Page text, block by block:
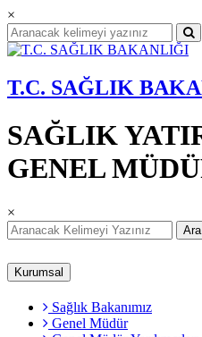
×
T.C. SAĞLIK
SAĞLIK
GENEL
×
Ara
Kurumsal
Sağlık Bakanımız
Genel Müdür